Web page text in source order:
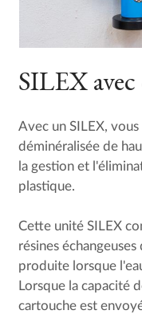
SILEX
Avec un SILEX,
déminéralisée de
la gestion et
plastique.
Cette unité SILEX
résines
produite lorsque
Lorsque la capacité
cartouche est